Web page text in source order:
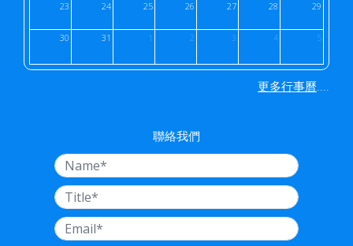
23 24 25 26 27 28 29
30 31 1 2 3 4 5
更多行事曆....
聯絡我們